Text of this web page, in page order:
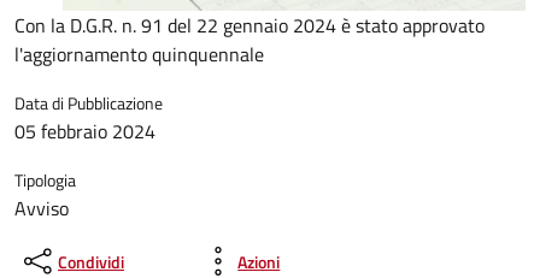
Con la D.G.R. n. 91 del 22 gennaio 2024 è stato approvato
l'aggiornamento quinquennale
Data di Pubblicazione
05 febbraio 2024
Tipologia
Avviso
Condividi Azioni